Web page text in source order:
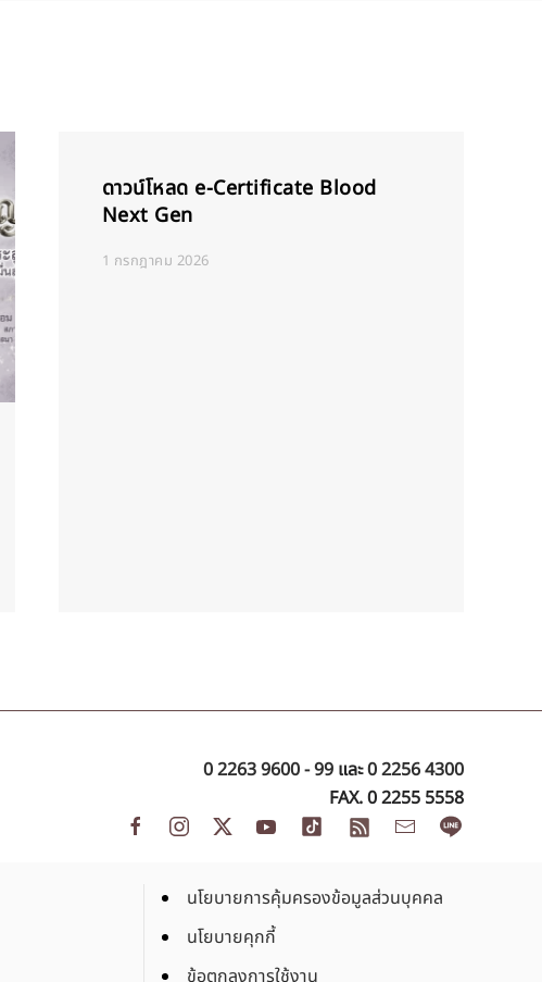
ดาวน์โหลด e-Certificate Blood
Next Gen
1 กรกฎาคม 2026
0 2263 9600 - 99 และ0 2256 4300
FAX. 0 2255 5558
นโยบายการคุ้มครองข้อมูลส่วนบุคคล
นโยบายคุกกี้
ข้อตกลงการใช้งาน